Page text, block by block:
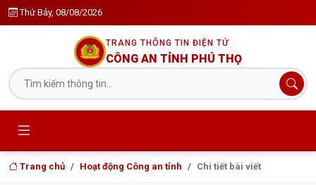
Thứ Bảy, 08/08/2026
TRANG THÔNG TIN ĐIỆN TỬ
CÔNG AN TỈNH PHÚ THỌ
Trang chủ Hoạt động Công an tỉnh Chi tiết bài viết